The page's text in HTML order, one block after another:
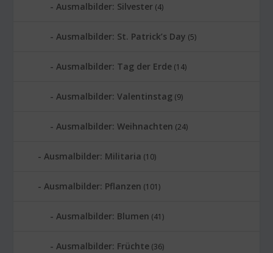
Ausmalbilder: Silvester (4)
Ausmalbilder: St. Patrick’s Day (5)
Ausmalbilder: Tag der Erde (14)
Ausmalbilder: Valentinstag (9)
Ausmalbilder: Weihnachten (24)
Ausmalbilder: Militaria (10)
Ausmalbilder: Pflanzen (101)
Ausmalbilder: Blumen (41)
Ausmalbilder: Früchte (36)